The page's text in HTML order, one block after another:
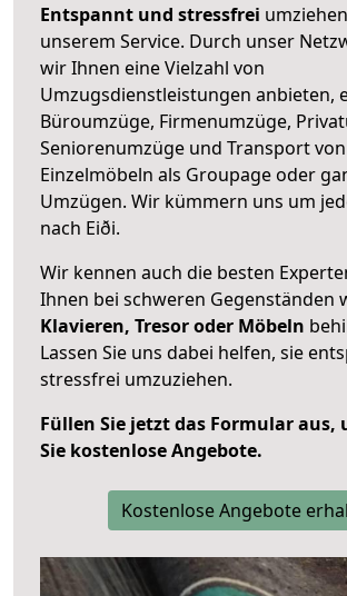
Entspannt und stressfrei
unserem Service. Durch unser
wir Ihnen eine Vielzahl von
Umzugsdienstleistungen anbieten,
Büroumzüge, Firmenumzüge,
Seniorenumzüge und Transport von
Einzelmöbeln als Groupage oder
Umzügen. Wir kümmern uns um
nach Eiði.
Wir kennen auch die besten
Ihnen bei schweren Gegenständen
Klavieren, Tresor oder Möbeln
Lassen Sie uns dabei helfen, sie
stressfrei umzuziehen.
Füllen Sie jetzt das Formular aus,
Sie kostenlose Angebote.
Kostenlose Angebote